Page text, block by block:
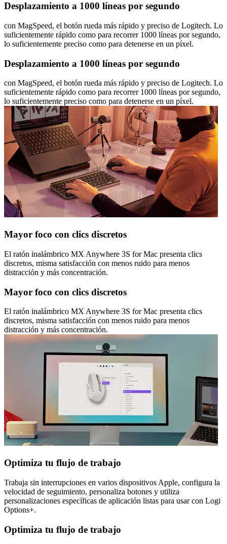
Desplazamiento a 1000 líneas por segundo
con MagSpeed, el botón rueda más rápido y preciso de Logitech. Lo
suficientemente rápido como para recorrer 1000 líneas por segundo,
lo suficientemente preciso como para detenerse en un píxel.
Desplazamiento a 1000 líneas por segundo
con MagSpeed, el botón rueda más rápido y preciso de Logitech. Lo
suficientemente rápido como para recorrer 1000 líneas por segundo,
lo suficientemente preciso como para detenerse en un píxel.
Mayor foco con clics discretos
El ratón inalámbrico MX Anywhere 3S for Mac presenta clics
discretos, misma satisfacción con menos ruido para menos
distracción y más concentración.
Mayor foco con clics discretos
El ratón inalámbrico MX Anywhere 3S for Mac presenta clics
discretos, misma satisfacción con menos ruido para menos
distracción y más concentración.
Optimiza tu flujo de trabajo
Trabaja sin interrupciones en varios dispositivos Apple, configura la
velocidad de seguimiento, personaliza botones y utiliza
personalizaciones específicas de aplicación listas para usar con Logi
Options+.
Optimiza tu flujo de trabajo